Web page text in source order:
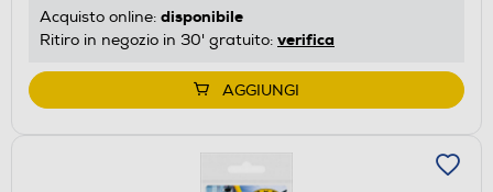
Acquisto online: disponibile
Ritiro in negozio in 30' gratuito: verifica
AGGIUNGI